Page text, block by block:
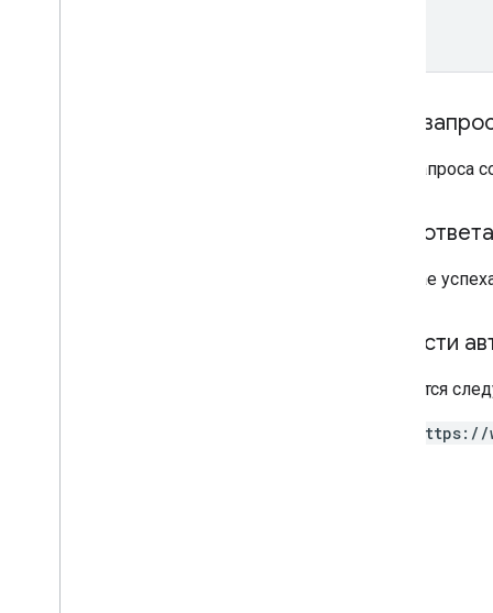
Тело
Тело запроса
Тело ответа
В случае
Области
Требуется
https://